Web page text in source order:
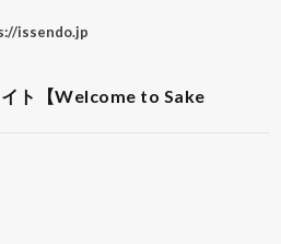
issendo.jp
ト【Welcome to Sake